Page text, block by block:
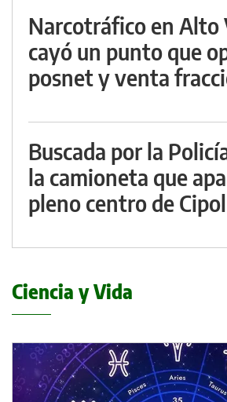
Narcotráfico en Alto
cayó un punto que
posnet y venta
Buscada por la
la camioneta que
pleno centro de
Ciencia y Vida